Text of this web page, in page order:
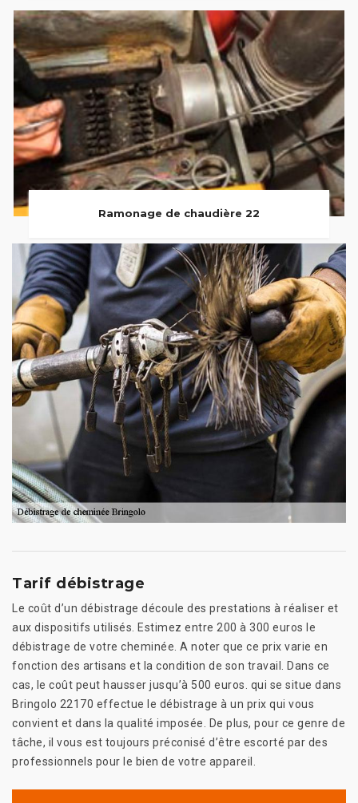
Ramonage de chaudière 22
Tarif débistrage
Le coût d’un débistrage découle des prestations à réaliser et
aux dispositifs utilisés. Estimez entre 200 à 300 euros le
débistrage de votre cheminée. A noter que ce prix varie en
fonction des artisans et la condition de son travail. Dans ce
cas, le coût peut hausser jusqu’à 500 euros. qui se situe dans
Bringolo 22170 effectue le débistrage à un prix qui vous
convient et dans la qualité imposée. De plus, pour ce genre de
tâche, il vous est toujours préconisé d’être escorté par des
professionnels pour le bien de votre appareil.